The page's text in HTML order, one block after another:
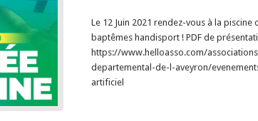
Le 12 Juin 2021 rendez-vous à la
baptêmes handisport ! PDF de
https://www.helloasso.com/
departemental-de-l-aveyron/
artificiel